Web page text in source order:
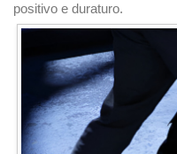
positivo e duraturo.